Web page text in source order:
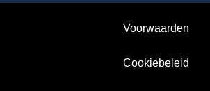
Voorwaarden
Cookiebeleid